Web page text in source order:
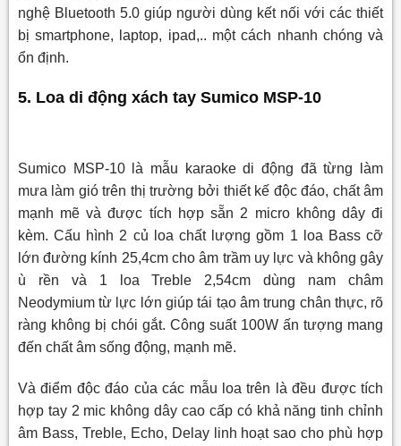
nghệ Bluetooth 5.0 giúp người dùng kết nối với các thiết
bị smartphone, laptop, ipad,.. một cách nhanh chóng và
ổn định.
5. Loa di động xách tay Sumico MSP-10
Sumico MSP-10 là mẫu karaoke di động đã từng làm
mưa làm gió trên thị trường bởi thiết kế độc đáo, chất âm
mạnh mẽ và được tích hợp sẵn 2 micro không dây đi
kèm. Cấu hình 2 củ loa chất lượng gồm 1 loa Bass cỡ
lớn đường kính 25,4cm cho âm trầm uy lực và không gây
ù rền và 1 loa Treble 2,54cm dùng nam châm
Neodymium từ lực lớn giúp tái tạo âm trung chân thực, rõ
ràng không bị chói gắt. Công suất 100W ấn tượng mang
đến chất âm sống động, mạnh mẽ.
Và điểm độc đáo của các mẫu loa trên là đều được tích
hợp tay 2 mic không dây cao cấp có khả năng tinh chỉnh
âm Bass, Treble, Echo, Delay linh hoạt sao cho phù hợp